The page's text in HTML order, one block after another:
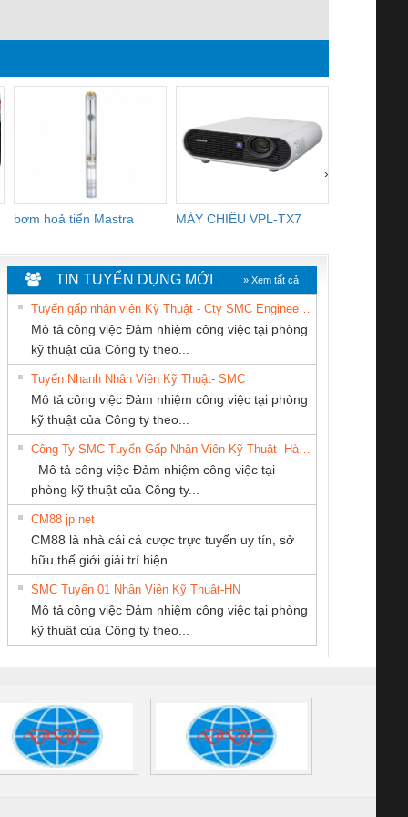
bơm hoả tiển Mastra MÁY CHIẾU VPL-TX7
›
Le An Toàn
Contact
– PSR-
SCP-
FSP/2X1/1X2
sát chuỗi
tấm pin
16I+
(2502520000)
Bộ giám sát chuỗi
tấm pin
TRANSCLINIC 16I+
1K5 L (2433950000)
Bộ giám sát dòng
TRANSCLINIC 16I+
(2008130000)
Bộ chỉnh lưu nguồn
điện TRANSCLINIC
BKE 1K5.4
(7791400879)2. Giá
Nẹp nhôm chống
trơn Đà Nẵng
CÔNG TY TNHH
THIẾT BỊ CÔNG
NGHIỆP NIHON
SETSUBI VIỆT
CÔNG TY CỔ
PHẦN DÂY VÀ
CÁP ĐIỆN
THƯỢNG ĐÌNH
Cty TNHH TM QC
Công ty TNHH
Thương Mại SX Ba
Thiết Bị Điện Nam
Quốc Thịnh
KINH DOANH
TIN TUYỂN DỤNG MỚI » Xem tất cả
Mô tả công việc Đảm nhiệm công việc tại phòng
kỹ thuật của Công ty theo...
Tuyển Nhanh Nhân Viên Kỹ Thuật- SMC
Mô tả công việc Đảm nhiệm công việc tại phòng
kỹ thuật của Công ty theo...
Mô tả công việc Đảm nhiệm công việc tại
phòng kỹ thuật của Công ty...
CM88 jp net
CM88 là nhà cái cá cược trực tuyến uy tín, sở
hữu thế giới giải trí hiện...
SMC Tuyển 01 Nhân Viên Kỹ Thuật-HN
Mô tả công việc Đảm nhiệm công việc tại phòng
kỹ thuật của Công ty theo...